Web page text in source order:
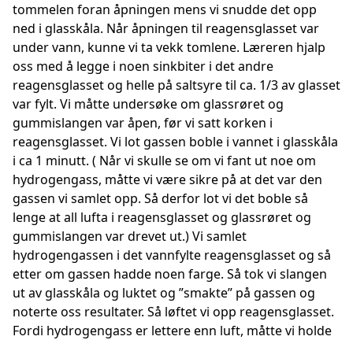
tommelen foran åpningen mens vi snudde det opp
ned i glasskåla. Når åpningen til reagensglasset var
under vann, kunne vi ta vekk tomlene. Læreren hjalp
oss med å legge i noen sinkbiter i det andre
reagensglasset og helle på saltsyre til ca. 1/3 av glasset
var fylt. Vi måtte undersøke om glassrøret og
gummislangen var åpen, før vi satt korken i
reagensglasset. Vi lot gassen boble i vannet i glasskåla
i ca 1 minutt. ( Når vi skulle se om vi fant ut noe om
hydrogengass, måtte vi være sikre på at det var den
gassen vi samlet opp. Så derfor lot vi det boble så
lenge at all lufta i reagensglasset og glassrøret og
gummislangen var drevet ut.) Vi samlet
hydrogengassen i det vannfylte reagensglasset og så
etter om gassen hadde noen farge. Så tok vi slangen
ut av glasskåla og luktet og ”smakte” på gassen og
noterte oss resultater. Så løftet vi opp reagensglasset.
Fordi hydrogengass er lettere enn luft, måtte vi holde